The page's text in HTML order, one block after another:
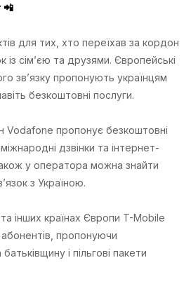
📲
для тих, хто переїхав за кордон
із сім’єю та друзями. Європейські
зв’язку пропонують українцям
безкоштовні послуги.
Vodafone пропонує безкоштовні
дзвінки та інтернет-
у оператора можна знайти
з Україною.
інших країнах Європи T-Mobile
абонентів, пропонуючи
і пільгові пакети